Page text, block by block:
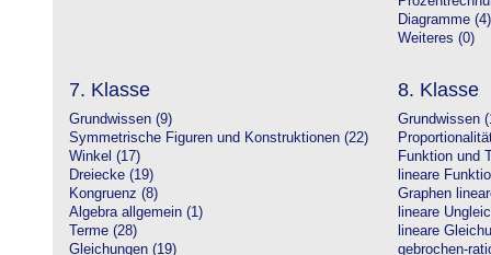
Diagramme (4)
Weiteres (0)
7. Klasse
Grundwissen (9)
Symmetrische Figuren und Konstruktionen (22)
Winkel (17)
Dreiecke (19)
Kongruenz (8)
Algebra allgemein (1)
Terme (28)
Gleichungen (19)
8. Klasse
Grundwissen
Funktion und
lineare
Graphen
lineare
lineare
gebrochen-